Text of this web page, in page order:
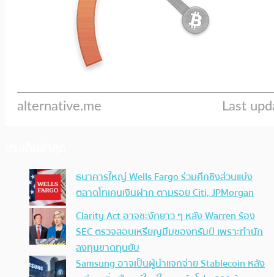
ธนาคารใหญ่ Wells Fargo ร่วมศึกชิงส่วนแบ่ง
ตลาดโทเคนเงินฝาก ตามรอย Citi, JPMorgan
Clarity Act อาจชะงักยาว ๆ หลัง Warren ร้อง
SEC ตรวจสอบเหรียญมีมของทรัมป์ เพราะทำนัก
ลงทุนขาดทุนยับ
Samsung อาจเป็นผู้นำแจกจ่าย Stablecoin หลัง